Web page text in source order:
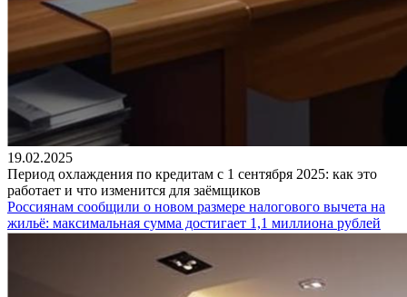
19.02.2025
Период охлаждения по кредитам с 1 сентября 2025: как это
работает и что изменится для заёмщиков
Россиянам сообщили о новом размере налогового вычета на
жильё: максимальная сумма достигает 1,1 миллиона рублей